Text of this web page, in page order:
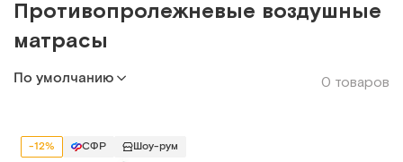
Противопролежневые воздушные
матрасы
По умолчанию 0 товаров
-12% СФР Шоу-рум